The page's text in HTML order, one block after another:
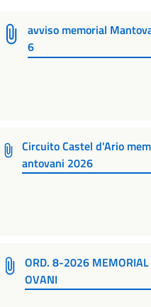
avviso memorial
6
Circuito Castel d'Ario
antovani 2026
ORD. 8-2026
OVANI